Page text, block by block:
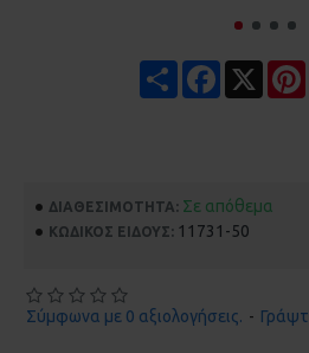
Share Facebook
ΔΙΑΘΕΣΙΜΌΤΗΤΑ: Σε απόθεμα
ΚΩΔΙΚΌΣ ΕΊΔΟΥΣ: 11731-50
Σύμφωνα με 0 αξιολογήσεις. -